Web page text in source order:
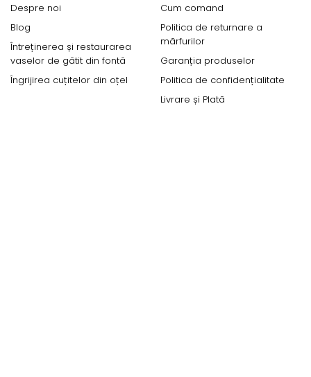
Despre noi
Blog
Întreținerea și restaurarea
vaselor de gătit din fontă
Îngrijirea cuțitelor din oțel
Cum comand
Politica de returnare a
mărfurilor
Garanția produselor
Politica de confidențialitate
Livrare și Plată